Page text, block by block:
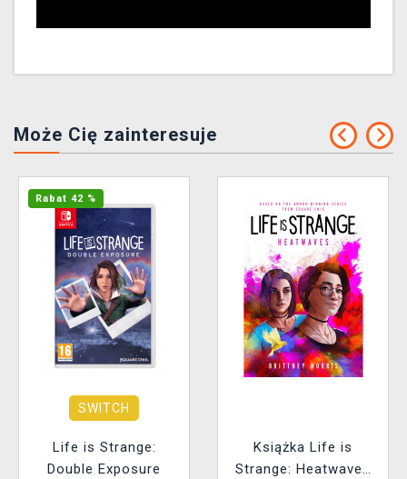
Może Cię zainteresuje
Rabat 42 %
SWITCH
Life is Strange:
Double Exposure
Książka Life is
Strange: Heatwaves